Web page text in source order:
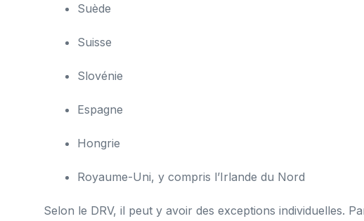
Suède
Suisse
Slovénie
Espagne
Hongrie
Royaume-Uni, y compris l’Irlande du Nord
Selon le DRV, il peut y avoir des exceptions individuelles.